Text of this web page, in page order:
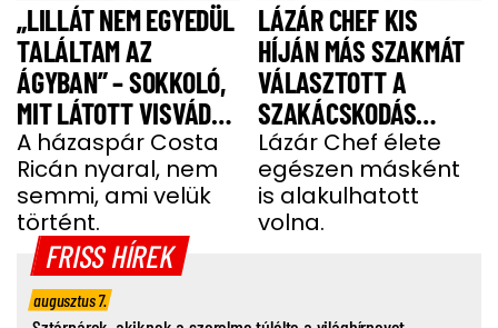
„LILLÁT NEM EGYEDÜL
TALÁLTAM AZ
ÁGYBAN” – SOKKOLÓ,
MIT LÁTOTT VISVÁDER
TAMÁS
A házaspár Costa
Ricán nyaral, nem
semmi, ami velük
történt.
LÁZÁR CHEF KIS
HÍJÁN MÁS SZAKMÁT
VÁLASZTOTT A
SZAKÁCSKODÁS
HELYETT
Lázár Chef élete
egészen másként
is alakulhatott
volna.
FRISS HÍREK
augusztus 7.